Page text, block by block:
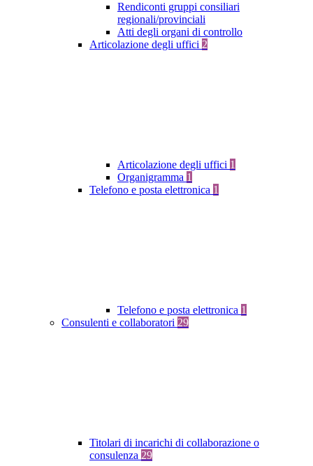
Rendiconti gruppi consiliari
regionali/provinciali
Atti degli organi di controllo
Articolazione degli uffici 2
Articolazione degli uffici 1
Organigramma 1
Telefono e posta elettronica 1
Telefono e posta elettronica 1
Consulenti e collaboratori 29
Titolari di incarichi di collaborazione o
consulenza 29